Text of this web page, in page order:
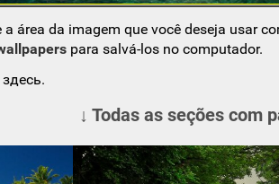
área da imagem que você deseja usar
para salvá-los no computador.
↓ Todas as seções com